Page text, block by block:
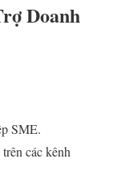
Doanh
SME.
các kênh